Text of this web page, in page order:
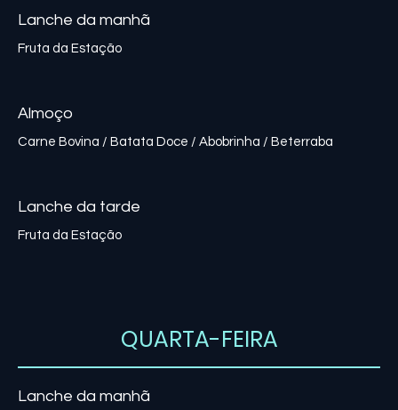
Lanche da manhã
Fruta da Estação
Almoço
Carne Bovina / Batata Doce / Abobrinha / Beterraba
Lanche da tarde
Fruta da Estação
QUARTA-FEIRA
Lanche da manhã